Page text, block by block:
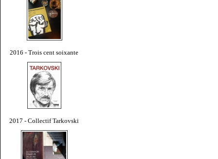
2016 - Trois cent soixante
2017 - Collectif Tarkovski